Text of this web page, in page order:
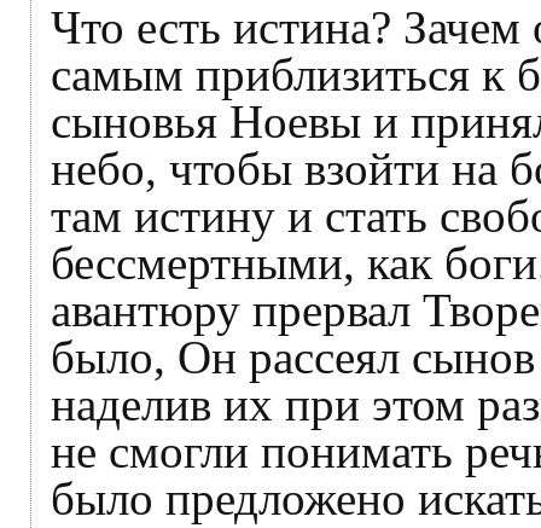
Что есть истина?
самым приблизиться к
сыновья Ноевы и
небо, чтобы взойти на
там истину и стать
бессмертными, как
авантюру прервал
было, Он рассеял сынов
наделив их при этом
не смогли понимать
было предложено